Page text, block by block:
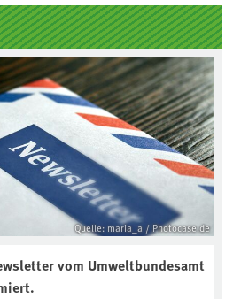
Quelle: maria_a / Photocase.de
vom Umweltbundesamt